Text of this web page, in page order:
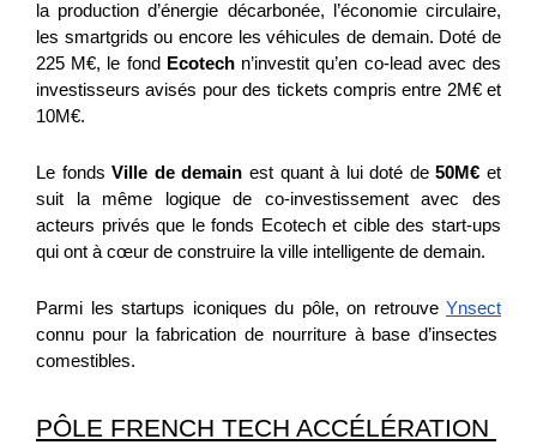
la production d’énergie décarbonée, l’économie circulaire,
les smartgrids ou encore les véhicules de demain. Doté de
225 M€, le fond
Ecotech n’investit qu’en co-lead avec des
investisseurs avisés pour des tickets compris entre 2M€ et
10M€.
Le fonds Ville de demain est quant à lui doté de50M€et
suit la même logique de co-investissement avec des
acteurs privés que le fonds Ecotech et cible des start-ups
qui ont à cœur de construire la ville intelligente de demain.
Parmi les startups iconiques du pôle, on retrouve Ynsect
connu pour la fabrication de nourriture à base d’insectes
comestibles.
PÔLE FRENCH TECH ACCÉLÉRATION